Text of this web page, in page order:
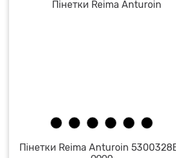
Пінетки Reima Anturoin